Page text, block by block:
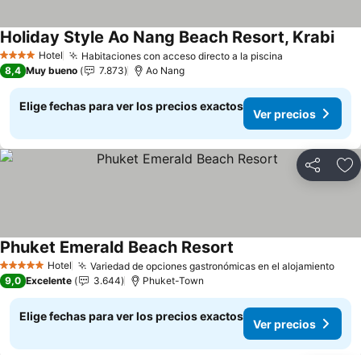
4 EstrellasHotel Habitaciones con acceso directo a la piscina
Holiday Style Ao Nang Beach Resort, KrabiVer
8,4 Muy bueno 7.873 Ao Nang
Elige fechas para ver los precios exactos
Ver precios
Compartir
5 Estrellas Hotel Variedad de opciones gastronómicas en el alojamientoVer
Phuket Emerald Beach Resort
9,0 Excelente 3.644 Phuket-Town
Elige fechas para ver los precios exactos
Ver precios